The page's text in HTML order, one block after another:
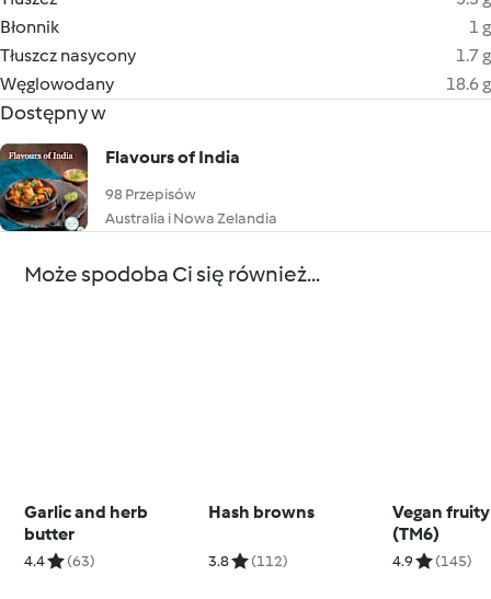
Błonnik
1 g
Tłuszcz nasycony
1.7 g
Węglowodany
18.6 g
Dostępny w
Flavours of India
98 Przepisów
Australia i Nowa Zelandia
Może spodoba Ci się również...
Garlic and herb
butter
4.4 (63)
Hash browns
3.8 (112)
Vegan
(TM6)
4.9 (145)